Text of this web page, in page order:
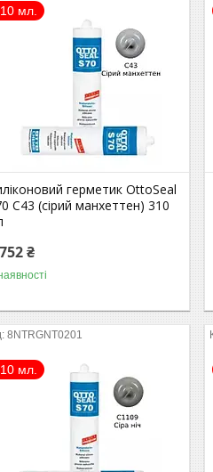
мл.
герметик OttoSeal
С43 (сірий манхеттен) 310
₴
8NTRGNT0201
мл.